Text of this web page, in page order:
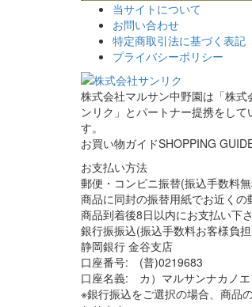
当サイトについて
お問い合わせ
特定商取引法に基づく表記
プライバシーポリシー
株式会社マルサン中野園は「株式
ンリク」とパートナー提携をして
す。
お買い物ガイドSHOPPING
お支払い方法
郵便・コンビニ振替(振込手数料
商品に同封の振替用紙でお近くの
商品到着後8日以内にお支払い下さ
銀行振振込(振込手数料お客様負
静岡銀行 金谷支店
口座番号: (普)0219683
口座名義: カ）マルサンナカノエ
※銀行振込をご選択の場合、商品